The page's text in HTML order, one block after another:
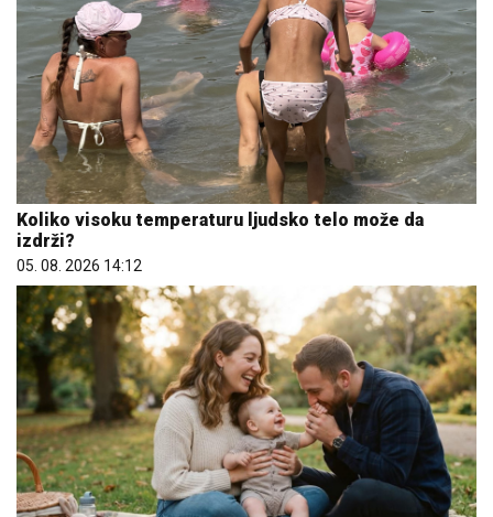
Koliko visoku temperaturu ljudsko telo može da
izdrži?
05. 08. 2026 14:12